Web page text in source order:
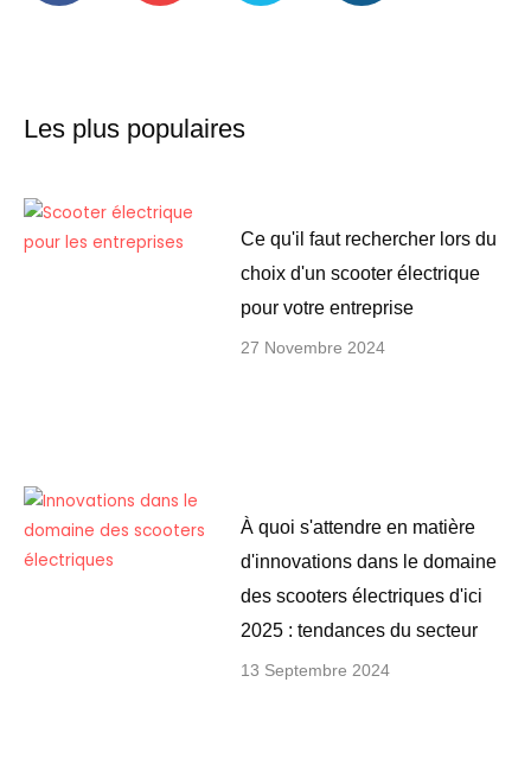
b
f
u t a
Les plus populaires
Ce qu'il faut rechercher lors du
choix d'un scooter électrique
pour votre entreprise
27 Novembre 2024
À quoi s'attendre en matière
d'innovations dans le domaine
des scooters électriques d'ici
2025 : tendances du secteur
13 Septembre 2024